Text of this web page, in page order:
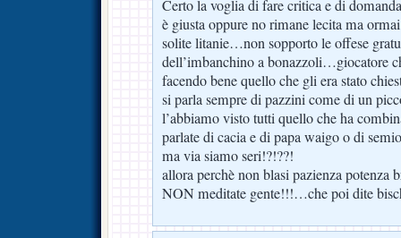
Certo la voglia di fare critica e di
è giusta oppure no rimane lecita ma
solite litanie…non sopporto le offese
dell’imbanchino a bonazzoli…giocatore
facendo bene quello che gli era stato
si parla sempre di pazzini come di un
l’abbiamo visto tutti quello che ha
parlate di cacia e di papa waigo o di
ma via siamo seri!?!??!
allora perchè non blasi pazienza potenza
NON meditate gente!!!…che poi dite